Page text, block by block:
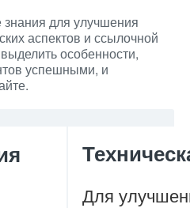
для улучшения
аспектов и ссылочной
особенности,
успешными, и
Для